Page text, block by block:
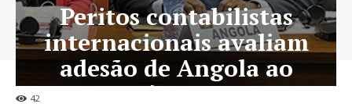
42
Peritos contabilistas
internacionais avaliam
adesão de Angola ao
órgão